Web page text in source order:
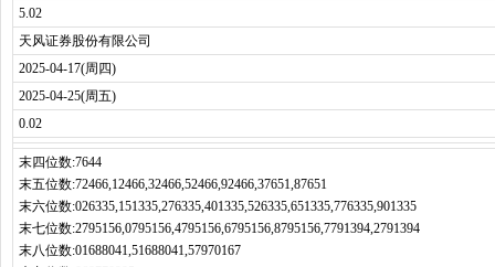
5.02
天风证券股份有限公司
2025-04-17(周四)
2025-04-25(周五)
0.02
末四位数:7644
末五位数:72466,12466,32466,52466,92466,37651,87651
末六位数:026335,151335,276335,401335,526335,651335,776335,901335
末七位数:2795156,0795156,4795156,6795156,8795156,7791394,2791394
末八位数:01688041,51688041,57970167